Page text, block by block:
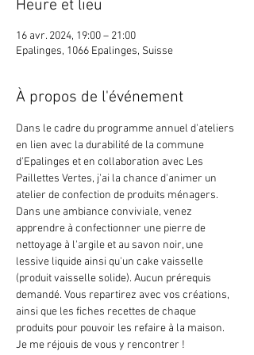
Heure et lieu
16 avr. 2024, 19:00 – 21:00
Epalinges, 1066 Epalinges, Suisse
À propos de l'événement
Dans le cadre du programme annuel d'ateliers
en lien avec la durabilité de la commune
d'Epalinges et en collaboration avec Les
Paillettes Vertes, j'ai la chance d'animer un
atelier de confection de produits ménagers.
Dans une ambiance conviviale, venez
apprendre à confectionner une pierre de
nettoyage à l'argile et au savon noir, une
lessive liquide ainsi qu'un cake vaisselle
(produit vaisselle solide). Aucun prérequis
demandé. Vous repartirez avec vos créations,
ainsi que les fiches recettes de chaque
produits pour pouvoir les refaire à la maison.
Je me réjouis de vous y rencontrer !